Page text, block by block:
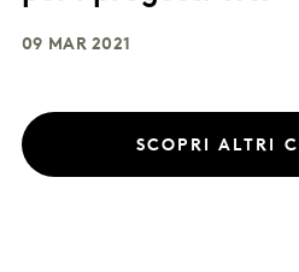
09 MAR 2021
SCOPRI ALTRI